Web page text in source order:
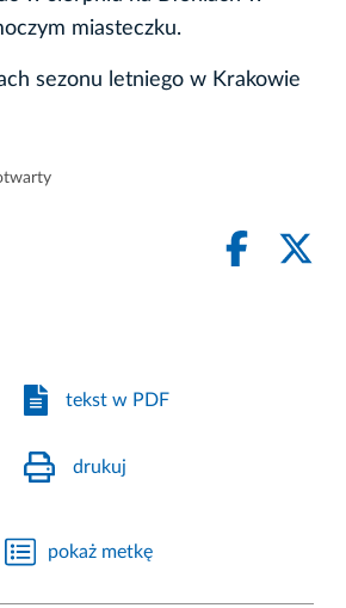
miasteczku.
sezonu letniego w Krakowie
tekst w PDF
drukuj
pokaż metkę